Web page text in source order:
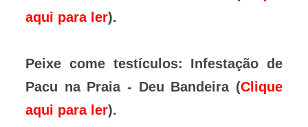
aqui para ler).
Peixe come testículos: Infestação de
Pacu na Praia - Deu Bandeira (Clique
aqui para ler).